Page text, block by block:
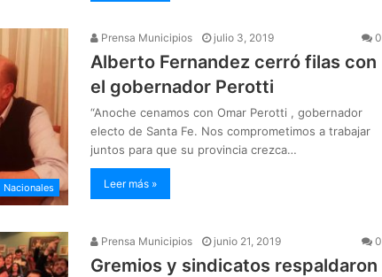
Nacionales
Prensa Municipios julio 3, 2019 0
Alberto Fernandez cerró filas con
el gobernador Perotti
“Anoche cenamos con Omar Perotti , gobernador
electo de Santa Fe. Nos comprometimos a trabajar
juntos para que su provincia crezca…
Leer más »
Prensa Municipios junio 21, 2019 0
Gremios y sindicatos respaldaron